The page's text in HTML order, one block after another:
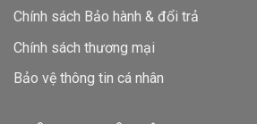
Chính sách Bảo hành & đổi trả
Chính sách thương mại
Bảo vệ thông tin cá nhân